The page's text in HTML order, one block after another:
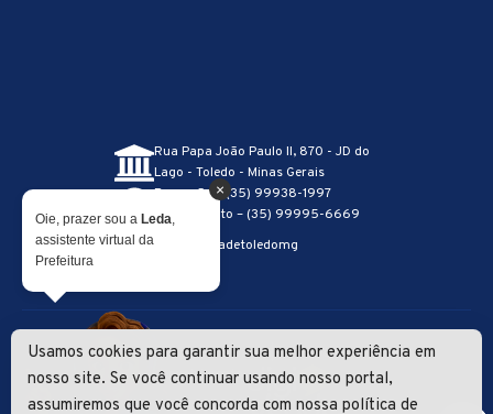
Rua Papa João Paulo II, 870 - JD do
Lago - Toledo - Minas Gerais
Recepção – (35) 99938-1997
Atendimento – (35) 99995-6669
@prefeituradetoledomg
Lei Geral de Proteção de Dados Política de Privacidade
Desenvolvimento
×
Oie, prazer sou a Leda,
assistente virtual da
Prefeitura
Usamos cookies para garantir sua melhor experiência em
nosso site. Se você continuar usando nosso portal,
assumiremos que você concorda com nossa política de